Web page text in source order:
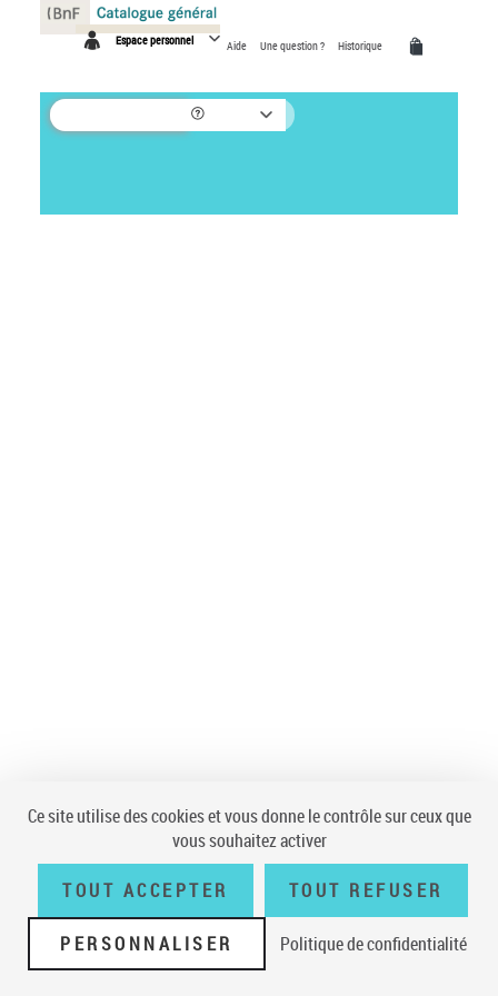
Espace personnel Aide Une question ? Historique
Panneau de gestion des cookies
Ce site utilise des cookies et vous donne le contrôle sur ceux que
vous souhaitez activer
TOUT ACCEPTER TOUT REFUSER
PERSONNALISER Politique de confidentialité